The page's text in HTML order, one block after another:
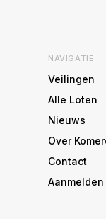
NAVIGATIE
Veilingen
Alle Loten
Nieuws
Over
Contact
Aanmelden